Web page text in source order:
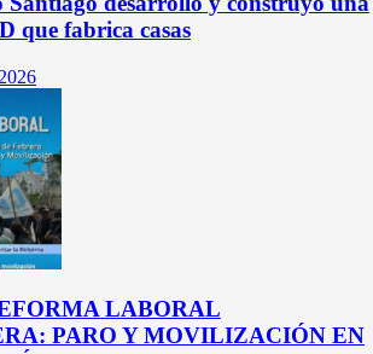
que fabrica casas
LABORAL
PARO Y MOVILIZACIÓN EN